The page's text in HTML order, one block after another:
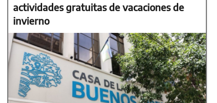
actividades gratuitas de vacaciones de
invierno